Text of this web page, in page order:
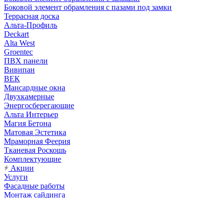
Боковой элемент обрамления с пазами под замки
Террасная доска
Альта-Профиль
Deckart
Alta West
Groentec
ПВХ панели
Вивипан
ВЕК
Мансардные окна
Двухкамерные
Энергосберегающие
Альта Интерьер
Магия Бетона
Матовая Эстетика
Мраморная Феерия
Тканевая Роскошь
Комплектующие
Акции
Услуги
Фасадные работы
Монтаж сайдинга